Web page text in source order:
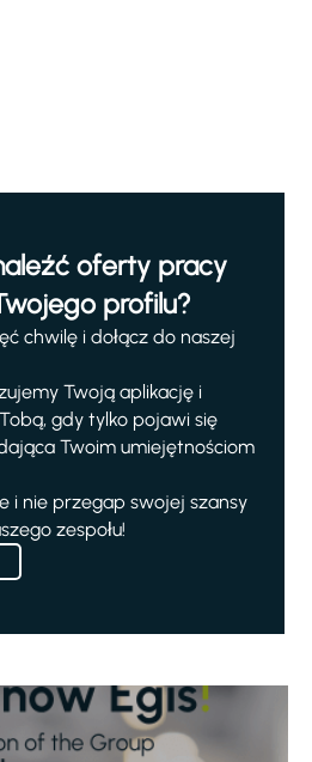
oferty pracy
profilu?
chwilę i dołącz do naszej
Twoją aplikację i
gdy tylko pojawi się
Twoim umiejętnościom
i nie przegap swojej szansy
zespołu!